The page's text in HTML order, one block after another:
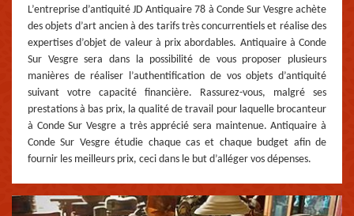
L’entreprise d’antiquité JD Antiquaire 78 à Conde Sur Vesgre achète
des objets d’art ancien à des tarifs très concurrentiels et réalise des
expertises d’objet de valeur à prix abordables. Antiquaire à Conde
Sur Vesgre sera dans la possibilité de vous proposer plusieurs
manières de réaliser l’authentification de vos objets d’antiquité
suivant votre capacité financière. Rassurez-vous, malgré ses
prestations à bas prix, la qualité de travail pour laquelle brocanteur
à Conde Sur Vesgre a très apprécié sera maintenue. Antiquaire à
Conde Sur Vesgre étudie chaque cas et chaque budget afin de
fournir les meilleurs prix, ceci dans le but d’alléger vos dépenses.